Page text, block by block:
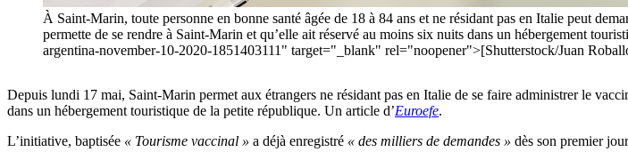
À Saint-Marin, toute personne en bonne santé âgée de 18 à 84 ans et ne résidant pas en Italie peut
permette de se rendre à Saint-Marin et qu’elle ait réservé au moins six nuits dans un hébergement
argentina-november-10-2020-1851403111" target="_blank" rel="noopener">[Shutterstock/Juan
Depuis lundi 17 mai, Saint-Marin permet aux étrangers ne résidant pas en Italie de se faire administrer le
dans un hébergement touristique de la petite république. Un article d’Euroefe.
L’initiative, baptisée « Tourisme vaccinal » a déjà enregistré « des milliers de demandes » dès son premier